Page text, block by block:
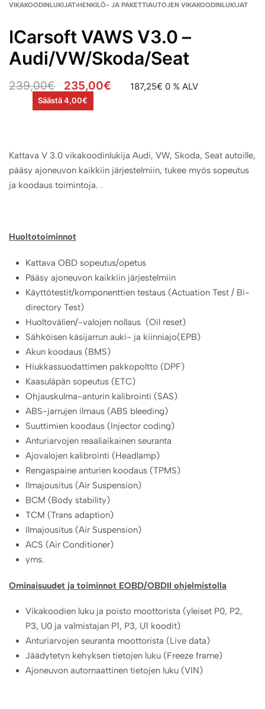
VIKAKOODINLUKIJAT›HENKILÖ- JA PAKETTIAUTOJEN VIKAKOODINLUKIJAT
ICarsoft VAWS V3.0 –
Audi/VW/Skoda/Seat
239,00€ 235,00€ 187,25€ 0 % ALV
Säästä 4,00€
Kattava V 3.0 vikakoodinlukija Audi, VW, Skoda, Seat autoille,
pääsy ajoneuvon kaikkiin järjestelmiin, tukee myös sopeutus
ja koodaus toimintoja. .
Huoltotoiminnot
Kattava OBD sopeutus/opetus
Pääsy ajoneuvon kaikkiin järjestelmiin
Käyttötestit/komponenttien testaus (Actuation Test / Bi-
directory Test)
Huoltovälien/-valojen nollaus (Oil reset)
Sähköisen käsijarrun auki- ja kiinniajo(EPB)
Akun koodaus (BMS)
Hiukkassuodattimen pakkopoltto (DPF)
Kaasuläpän sopeutus (ETC)
Ohjauskulma-anturin kalibrointi (SAS)
ABS-jarrujen ilmaus (ABS bleeding)
Suuttimien koodaus (Injector coding)
Anturiarvojen reaaliaikainen seuranta
Ajovalojen kalibrointi (Headlamp)
Rengaspaine anturien koodaus (TPMS)
Ilmajousitus (Air Suspension)
BCM (Body stability)
TCM (Trans adaption)
Ilmajousitus (Air Suspension)
ACS (Air Conditioner)
yms.
Ominaisuudet ja toiminnot EOBD/OBDII ohjelmistolla
Vikakoodien luku ja poisto moottorista (yleiset P0, P2,
P3, U0 ja valmistajan P1, P3, U1 koodit)
Anturiarvojen seuranta moottorista (Live data)
Jäädytetyn kehyksen tietojen luku (Freeze frame)
Ajoneuvon automaattinen tietojen luku (VIN)